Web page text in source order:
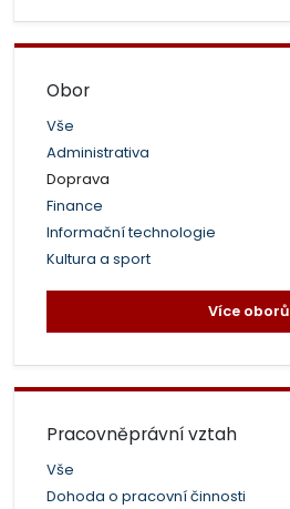
Obor
Vše
Administrativa
Doprava
Finance
Informační technologie
Kultura a sport
Více oborů
Pracovněprávní vztah
Vše
Dohoda o pracovní činnosti